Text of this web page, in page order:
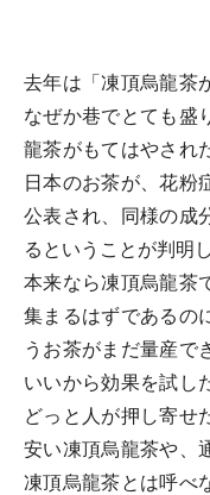
去年は「凍頂烏龍茶
なぜか巷でとても盛
龍茶がもてはやされ
日本のお茶が、花粉
公表され、同様の成
るということが判明
本来なら凍頂烏龍茶
集まるはずであるの
うお茶がまだ量産で
いいから効果を試し
どっと人が押し寄せ
安い凍頂烏龍茶や、
凍頂烏龍茶とは呼べ